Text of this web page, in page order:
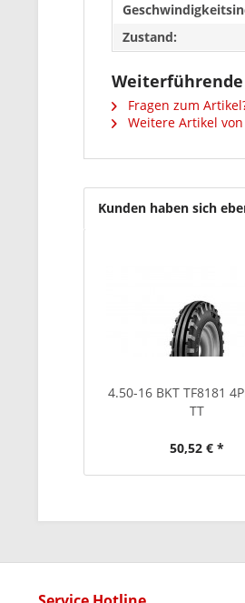
Zustand:
Weiterführende
Fragen zum
Weitere Artikel von
Kunden haben sich
4.50-16 BKT TF8181
TT
50,52 € *